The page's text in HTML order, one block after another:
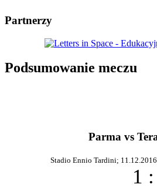
Partnerzy
Podsumowanie meczu
Parma vs
Stadio Ennio Tardini;
1